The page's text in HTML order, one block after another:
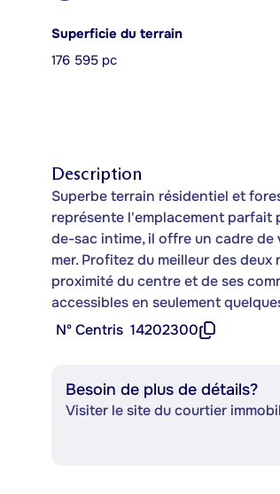
Superficie du terrain
176 595 pc
Description
Superbe terrain résidentiel et
représente l'emplacement
de-sac intime, il offre un cadre
mer. Profitez du meilleur des
proximité du centre et de ses
accessibles en seulement
Nº Centris 14202300
Besoin de plus de détails?
Visiter le site du courtier